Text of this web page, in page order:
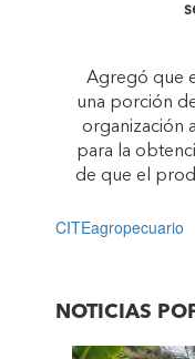
Agregó que
una porción
organización
para la
de que el
CITEagropecuario
NOTICIAS